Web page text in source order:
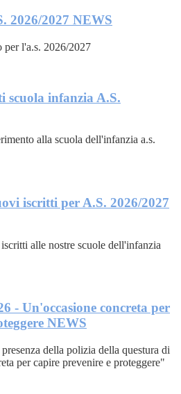
2026/2027 NEWS
l'a.s. 2026/2027
scuola infanzia A.S.
alla scuola dell'infanzia a.s.
iscritti per A.S. 2026/2027
alle nostre scuole dell'infanzia
- Un'occasione concreta per
NEWS
della polizia della questura di
per capire prevenire e proteggere"